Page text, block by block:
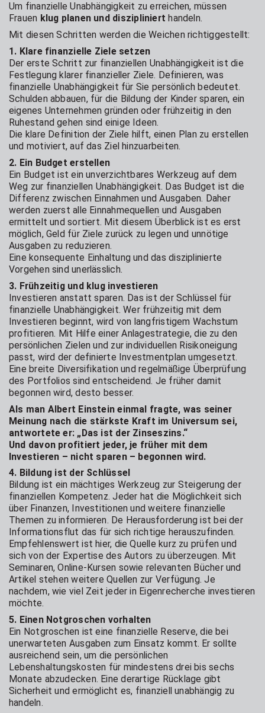
Um finanzielle Unabhängigkeit zu erreichen, müssen
Frauen klug planen und diszipliniert handeln.
Mit diesen Schritten werden die Weichen richtiggestellt:
1. Klare finanzielle Ziele setzen
Der erste Schritt zur finanziellen Unabhängigkeit ist die
Festlegung klarer finanzieller Ziele. Definieren, was
finanzielle Unabhängigkeit für Sie persönlich bedeutet.
Schulden abbauen, für die Bildung der Kinder sparen, ein
eigenes Unternehmen gründen oder frühzeitig in den
Ruhestand gehen sind einige Ideen.
Die klare Definition der Ziele hilft, einen Plan zu erstellen
und motiviert, auf das Ziel hinzuarbeiten.
2. Ein Budget erstellen
Ein Budget ist ein unverzichtbares Werkzeug auf dem
Weg zur finanziellen Unabhängigkeit. Das Budget ist die
Differenz zwischen Einnahmen und Ausgaben. Daher
werden zuerst alle Einnahmequellen und Ausgaben
ermittelt und sortiert. Mit diesem Überblick ist es erst
möglich, Geld für Ziele zurück zu legen und unnötige
Ausgaben zu reduzieren.
Eine konsequente Einhaltung und das disziplinierte
Vorgehen sind unerlässlich.
3. Frühzeitig und klug investieren
Investieren anstatt sparen. Das ist der Schlüssel für
finanzielle Unabhängigkeit. Wer frühzeitig mit dem
Investieren beginnt, wird von langfristigem Wachstum
profitieren. Mit Hilfe einer Anlagestrategie, die zu den
persönlichen Zielen und zur individuellen Risikoneigung
passt, wird der definierte Investmentplan umgesetzt.
Eine breite Diversifikation und regelmäßige Überprüfung
des Portfolios sind entscheidend. Je früher damit
begonnen wird, desto besser.
Als man Albert Einstein einmal fragte, was seiner
Meinung nach die stärkste Kraft im Universum sei,
antwortete er: „Das ist der Zinseszins.“
Und davon profitiert jeder, je früher mit dem
Investieren – nicht sparen – begonnen wird.
4. Bildung ist der Schlüssel
Bildung ist ein mächtiges Werkzeug zur Steigerung der
finanziellen Kompetenz. Jeder hat die Möglichkeit sich
über Finanzen, Investitionen und weitere finanzielle
Themen zu informieren. De Herausforderung ist bei der
Informationsflut das für sich richtige herauszufinden.
Empfehlenswert ist hier, die Quelle kurz zu prüfen und
sich von der Expertise des Autors zu überzeugen. Mit
Seminaren, Online-Kursen sowie relevanten Bücher und
Artikel stehen weitere Quellen zur Verfügung. Je
nachdem, wie viel Zeit jeder in Eigenrecherche investieren
möchte.
5. Einen Notgroschen vorhalten
Ein Notgroschen ist eine finanzielle Reserve, die bei
unerwarteten Ausgaben zum Einsatz kommt. Er sollte
ausreichend sein, um die persönlichen
Lebenshaltungskosten für mindestens drei bis sechs
Monate abzudecken. Eine derartige Rücklage gibt
Sicherheit und ermöglicht es, finanziell unabhängig zu
handeln.